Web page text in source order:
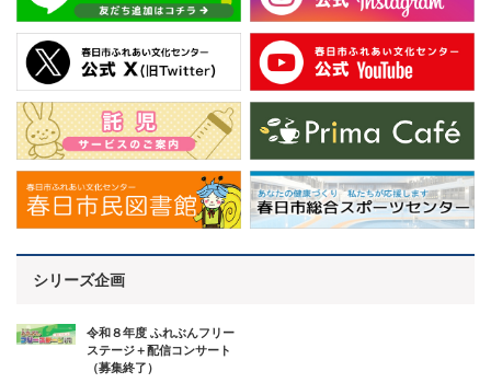
シリーズ企画
令和８年度 ふれぶんフリー
ステージ＋配信コンサート
（募集終了）